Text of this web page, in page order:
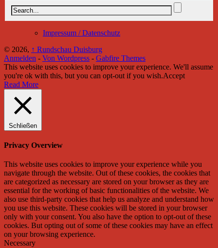
Impressum / Datenschutz
© 2026, ↑ Rundschau Duisburg
Anmelden - Von Wordpress - Gabfire Themes
This website uses cookies to improve your experience. We'll assume
you're ok with this, but you can opt-out if you wish.Accept
Read More
Schließen
Privacy Overview
This website uses cookies to improve your experience while you
navigate through the website. Out of these cookies, the cookies that
are categorized as necessary are stored on your browser as they are
essential for the working of basic functionalities of the website. We
also use third-party cookies that help us analyze and understand how
you use this website. These cookies will be stored in your browser
only with your consent. You also have the option to opt-out of these
cookies. But opting out of some of these cookies may have an effect
on your browsing experience.
Necessary